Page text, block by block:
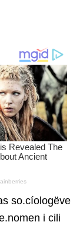
so.cíologëve
i cili